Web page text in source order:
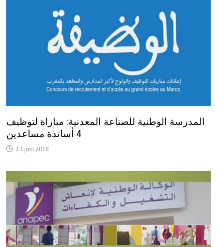
المدرسة الوطنية للصناعة المعدنية: مباراة لتوظيف
4 أساتذة مساعدين
13 juin 2018